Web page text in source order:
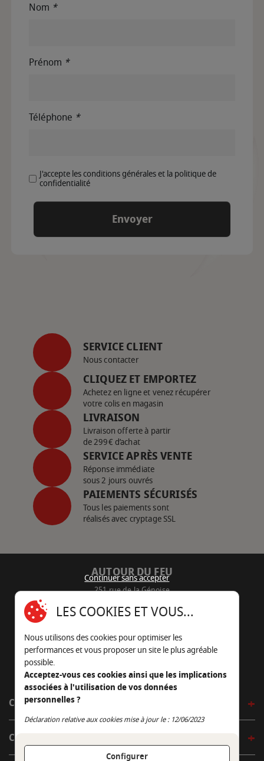
Nom *
Prénom *
Téléphone *
J'accepte les conditions générales et la politique de
confidentialité
SERVICE CLIENT
Nous contacter
CLIQUEZ ET EMPORTEZ
Achetez en ligne et venez récupérer
votre colis en magasin
LIVRAISON
Livraison offerte à partir
de 299€ d’achat
SERVICE APRÈS VENTE
Réponse immédiate
sous 2 jours ouvrés
PAIEMENTS SÉCURISÉS
Tous les paiements sont
réalisés avec cryptage SSL
AUTOUR DU FEU
251 rue de la Génoise
05 45 22 98 09
Nous envoyer un e-mail
CÔTÉ OUTDOOR
CÔTÉ INDOOR
Continuer sans accepter
LES COOKIES ET VOUS...
Nous utilisons des cookies pour optimiser les
performances et vous proposer un site le plus agréable
possible.
Acceptez-vous ces cookies ainsi que les implications
associées à l'utilisation de vos données
personnelles ?
Déclaration relative aux cookies mise à jour le : 12/06/2023
Configurer
Continuer sans accepter